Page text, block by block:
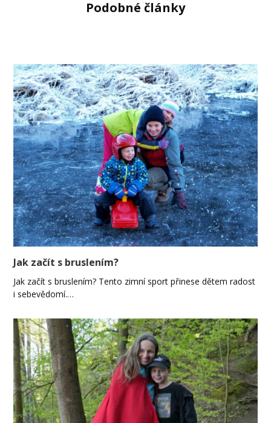
Podobné články
Jak začít s bruslením?
Jak začít s bruslením? Tento zimní sport přinese dětem radost
i sebevědomí.…